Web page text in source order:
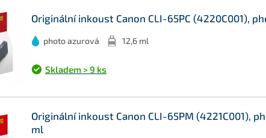
Originální inkoust Canon CLI-65PC (4220C001),
photo azurová 12,6 ml
Skladem > 9 ks
Originální inkoust Canon CLI-65PM (4221C001),
ml